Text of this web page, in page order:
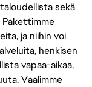
sekä
Pakettimme
ja niihin voi
henkisen
vapaa-aikaa,
Vaalimme